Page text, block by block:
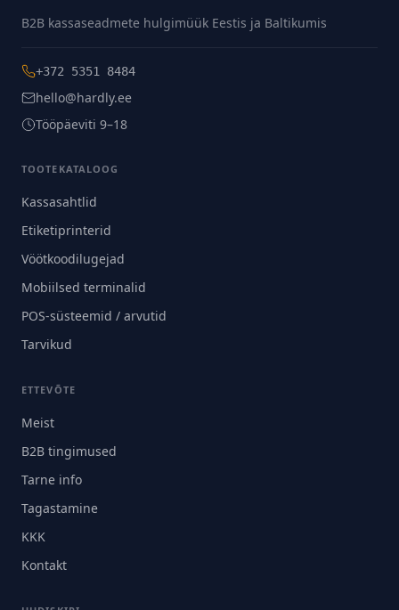
B2B kassaseadmete hulgimüük Eestis ja Baltikumis
+372 5351 8484
hello@hardly.ee
Tööpäeviti 9–18
TOOTEKATALOOG
Kassasahtlid
Etiketiprinterid
Vöötkoodilugejad
Mobiilsed terminalid
POS-süsteemid / arvutid
Tarvikud
ETTEVÕTE
Meist
B2B tingimused
Tarne info
Tagastamine
KKK
Kontakt